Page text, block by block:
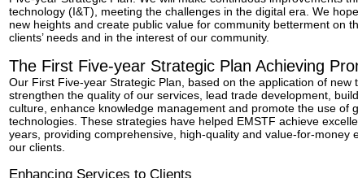
technology (I&T), meeting the challenges in the digital era. We
new heights and create public value for community betterment on
clients’ needs and in the interest of our community.
The First Five-year Strategic Plan Achieving
Our First Five-year Strategic Plan, based on the application of new
strengthen the quality of our services, lead trade development,
culture, enhance knowledge management and promote the use of
technologies. These strategies have helped EMSTF achieve
years, providing comprehensive, high-quality and value-for-money
our clients.
Enhancing Services to Clients